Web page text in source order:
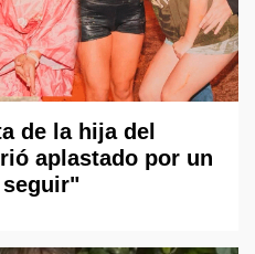
de la hija del
aplastado por un